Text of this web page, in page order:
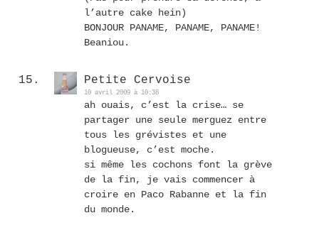
l’autre cake hein)
BONJOUR PANAME, PANAME, PANAME!
Beaniou.
Petite Cervoise
10 avril 2009 à 10:38
ah ouais, c’est la crise… se
partager une seule merguez entre
tous les grévistes et une
blogueuse, c’est moche.
si même les cochons font la grève
de la fin, je vais commencer à
croire en Paco Rabanne et la fin
du monde.